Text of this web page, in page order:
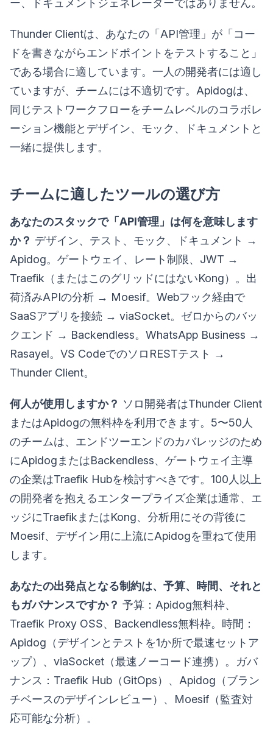
ー、ドキュメントジェネレーターではありません。
Thunder Clientは、あなたの「API管理」が「コー
ドを書きながらエンドポイントをテストすること」
である場合に適しています。一人の開発者には適し
ていますが、チームには不適切です。Apidogは、
同じテストワークフローをチームレベルのコラボレ
ーション機能とデザイン、モック、ドキュメントと
一緒に提供します。
チームに適したツールの選び方
あなたのスタックで「API管理」は何を意味します
か？ デザイン、テスト、モック、ドキュメント →
Apidog。ゲートウェイ、レート制限、JWT →
Traefik（またはこのグリッドにはないKong）。出
荷済みAPIの分析 → Moesif。Webフック経由で
SaaSアプリを接続 → viaSocket。ゼロからのバッ
クエンド → Backendless。WhatsApp Business →
Rasayel。VS CodeでのソロRESTテスト →
Thunder Client。
何人が使用しますか？ ソロ開発者はThunder Client
またはApidogの無料枠を利用できます。5〜50人
のチームは、エンドツーエンドのカバレッジのため
にApidogまたはBackendless、ゲートウェイ主導
の企業はTraefik Hubを検討すべきです。100人以上
の開発者を抱えるエンタープライズ企業は通常、エ
ッジにTraefikまたはKong、分析用にその背後に
Moesif、デザイン用に上流にApidogを重ねて使用
します。
あなたの出発点となる制約は、予算、時間、それと
もガバナンスですか？ 予算：Apidog無料枠、
Traefik Proxy OSS、Backendless無料枠。時間：
Apidog（デザインとテストを1か所で最速セットア
ップ）、viaSocket（最速ノーコード連携）。ガバ
ナンス：Traefik Hub（GitOps）、Apidog（ブラン
チベースのデザインレビュー）、Moesif（監査対
応可能な分析）。